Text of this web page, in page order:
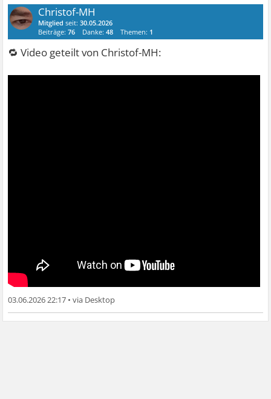
Christof-MH
Mitglied seit:30.05.2026
Beiträge:76 Danke:48 Themen: 1
🔁 Video geteilt von Christof-MH:
03.06.2026 22:17 •